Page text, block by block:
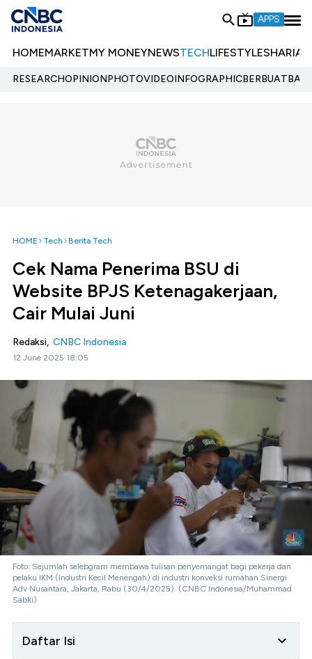
APPS
HOMEMARKETMY MONEYNEWSTECHLIFESTYLESHARIA
RESEARCHOPINIONPHOTOVIDEOINFOGRAPHIC
HOME Tech Berita Tech
Cek Nama Penerima BSU di
Website BPJS Ketenagakerjaan,
Cair Mulai Juni
Redaksi, CNBC Indonesia
12 June 2025 18:05
Foto: Sejumlah selebgram membawa tulisan penyemangat bagi pekerja dan
pelaku IKM (Industri Kecil Menengah) di industri konveksi rumahan Sinergi
Adv Nusantara, Jakarta, Rabu (30/4/2025). (CNBC Indonesia/Muhammad
Sabki)
Daftar Isi